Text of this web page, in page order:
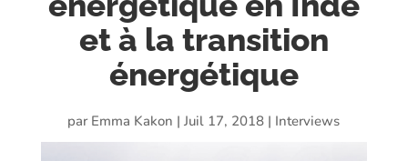
et à la transition
énergétique
par Emma Kakon |Juil 17, 2018 | Interviews